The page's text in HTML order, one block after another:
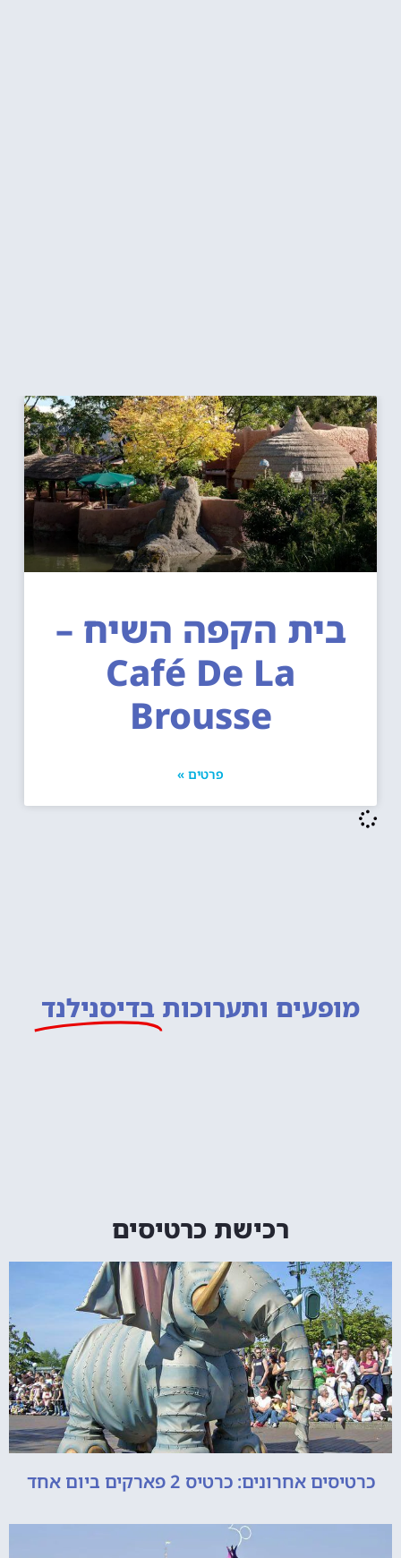
בית הקפה השיח –
Café De La
Brousse
פרטים »
מופעים ותערוכות בדיסנילנד
רכישת כרטיסים
כרטיסים אחרונים: כרטיס 2 פארקים ביום אחד